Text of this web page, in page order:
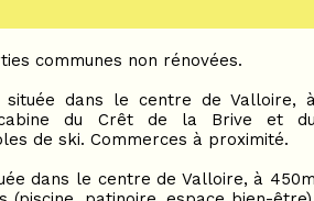
communes non rénovées.
située dans le centre de Valloire,
du Crêt de la Brive et
de ski. Commerces à proximité.
dans le centre de Valloire, à